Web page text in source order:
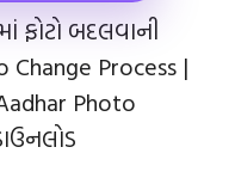
ફોટો બદલવાની
Change Process |
Photo